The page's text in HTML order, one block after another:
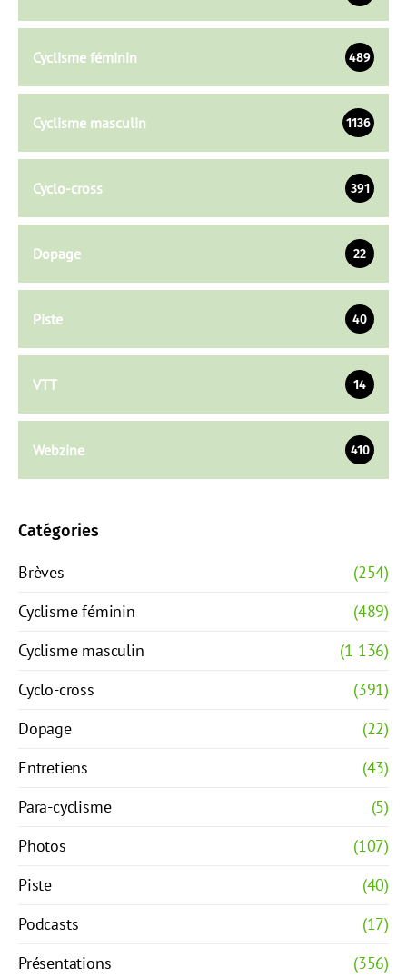
Cyclisme féminin 489
Cyclisme masculin 1136
Cyclo-cross 391
Dopage 22
Piste 40
VTT 14
Webzine 410
Catégories
Brèves
(254)
Cyclisme féminin
(489)
Cyclisme masculin
(1 136)
Cyclo-cross
(391)
Dopage
(22)
Entretiens
(43)
Para-cyclisme
(5)
Photos
(107)
Piste
(40)
Podcasts
(17)
Présentations
(356)